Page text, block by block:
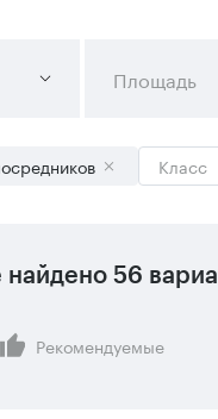
Площадь
Класс
найдено 56
Рекомендуемые